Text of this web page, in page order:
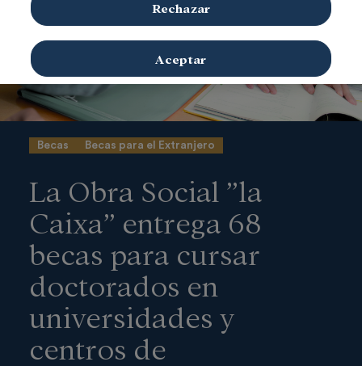
Becas Becas para el Extranjero
La Obra Social ”la
Caixa” entrega 68
becas para cursar
doctorados en
universidades y
centros de
Rechazar
Aceptar